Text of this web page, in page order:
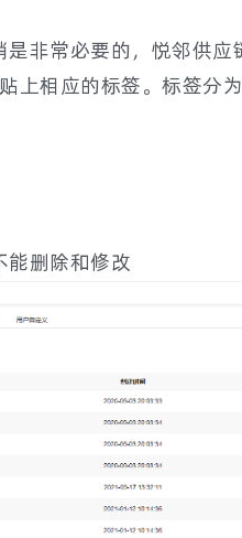
非常必要的，悦邻供应
上相应的标签。标签分
能删除和修改